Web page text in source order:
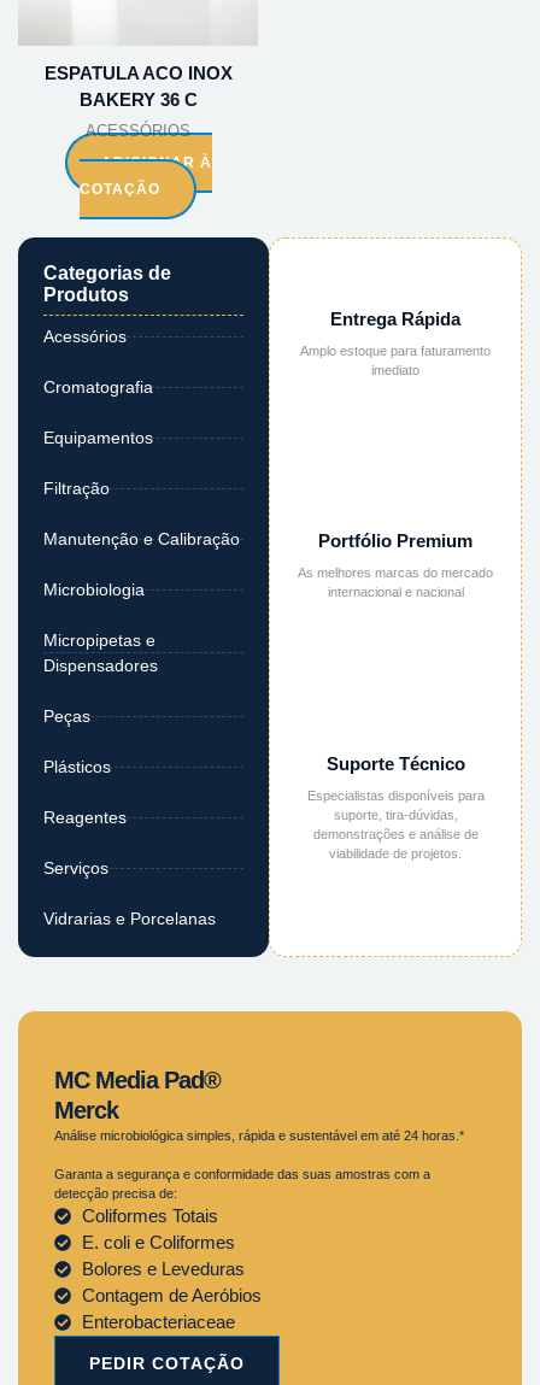
Categorias de
Produtos
Acessórios
Cromatografia
Equipamentos
Filtração
Manutenção e Calibração
Microbiologia
Micropipetas e
Dispensadores
Peças
Plásticos
Reagentes
Serviços
Vidrarias e Porcelanas
Entrega Rápida
Amplo estoque para faturamento
imediato
Portfólio Premium
As melhores marcas do mercado
internacional e nacional
Suporte Técnico
Especialistas disponíveis para
suporte, tira-dúvidas,
demonstrações e análise de
viabilidade de projetos.
ESPATULA ACO INOX
BAKERY 36 C
ACESSÓRIOS
ADICIONAR À
COTAÇÃO
MC Media Pad®
Merck
Análise microbiológica simples, rápida e sustentável em até 24 horas.*
Garanta a segurança e conformidade das suas amostras com a
detecção precisa de:
Coliformes Totais
E. coli e Coliformes
Bolores e Leveduras
Contagem de Aeróbios
Enterobacteriaceae
PEDIR COTAÇÃO